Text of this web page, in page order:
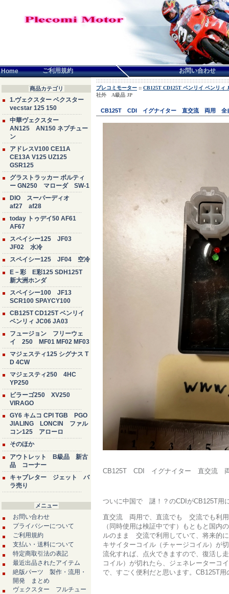
Home ご利用規約 お問い合わせ
商品カテゴリ
1.ヴェクスター ベクスター
vecstar 125 150
中華ヴェクスター
AN125 AN150 ネプチュー
ン
アドレスV100 CE11A
CE13A V125 UZ125
GSR125
グラストラッカー ボルティ
ー GN250 マローダ SW-1
DIO スーパーディオ
af27 af28
today トゥデイ50 AF61
AF67
スペイシー125 JF03
JF02 水冷
スペイシー125 JF04 空冷
E－彩 E彩125 SDH125T
新大洲ホンダ
スペイシー100 JF13
SCR100 SPAYCY100
CB125T CD125T ベンリイ
ベンリィ JC06 JA03
フュージョン フリーウェ
イ 250 MF01 MF02 MF03
マジェスティ125 シグナス T
D 4CW
マジェスティ250 4HC
YP250
ビラーゴ250 XV250
VIRAGO
GY6 キムコ CPI TGB PGO
JIALING LONCIN ファル
コン125 アローロ
そのほか
アウトレット B級品 新古
品 コーナー
キャブレター ジェット バ
ラ売り
メニュー
お問い合わせ
プライバシーについて
ご利用規約
支払い・送料について
特定商取引法の表記
最近出品されたアイテム
絶版パーツ 製作・流用・
開発 まとめ
ヴェクスター フルチュー
プレコミモーター :: CB125T CD125T ベンリイ ベンリィ
社外 A級品 JP
CB125T CDI イグナイター 直交流 両用
CB125T CDI イグナイター 直交流
ついに中国で 謎！？のCDIがCB125T用
直交流 両用で、直流でも 交流でも利用
（同時使用は検証中です）もともと国
ルのまま 交流で利用していて、将来的
キサイターコイル（チャージコイル）が
流化すれば、点火できますので、復活し
コイル）が切れたら、ジェネレーターコ
で、すごく便利だと思います。CB125T